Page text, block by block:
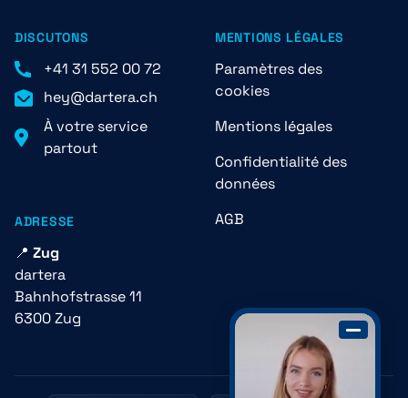
DISCUTONS
+41 31 552 00 72
hey@dartera.ch
À votre service
partout
MENTIONS LÉGALES
Paramètres des
cookies
Mentions légales
Confidentialité des
données
AGB
ADRESSE
📍 Zug
dartera
Bahnhofstrasse 11
6300 Zug